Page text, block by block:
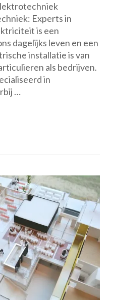
Experts in
is een
dagelijks leven en een
installatie is van
als bedrijven.
in
…